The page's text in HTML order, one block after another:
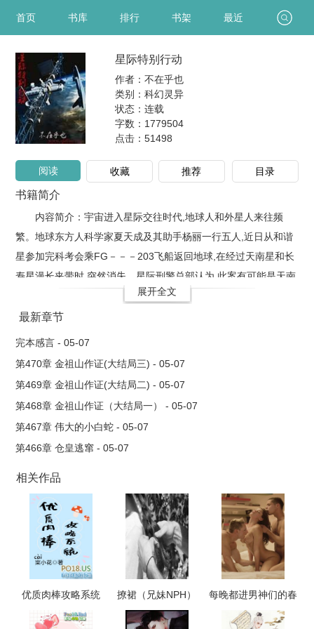
首页 书库 排行 书架 最近
星际特别行动
作者：不在乎也
类别：科幻灵异
状态：连载
字数：1779504
点击： 51498
阅读 收藏 推荐 目录
书籍简介
内容简介：宇宙进入星际交往时代,地球人和外星人来往频
繁。地球东方人科学家夏天成及其助手杨丽一行五人,近日从和谐
星参加完科考会乘FG－－－203飞船返回地球,在经过天南星和长
寿星漫长夹带时,突然消失。星际刑警总部认为,此案有可能是天南
星某犯罪集团勾结地球某犯罪集团所为。因此决定由地球国际刑
警总部与星际刑警地球亚州分部派员组成“星际特别行动队”侦破此
前壮观,驰骋星际时间和空间的特别行动。
缜密的侦查和追捕，眼花缭乱的星际人种,惊悚恐怖的打斗情
节,眩目而宏大的太空超光速战斗场面以及温馨动人的生死恋.....让
人大饱眼福!
(作者不在乎也求点读,求收藏,求推荐,求打赏!多多感谢!)
展开全文
最新章节
完本感言 - 05-07
第470章 金祖山作证(大结局三) - 05-07
第469章 金祖山作证(大结局二) - 05-07
第468章 金祖山作证（大结局一） - 05-07
第467章 伟大的小白蛇 - 05-07
第466章 仓皇逃窜 - 05-07
相关作品
优质肉棒攻略系统
（np高辣文）
撩裙（兄妹NPH）
每晚都进男神们的春
梦（NPH）